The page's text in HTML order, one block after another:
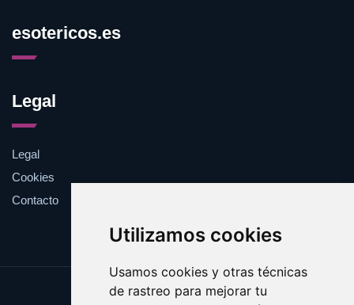
Utilizamos cookies
Usamos cookies y otras técnicas
de rastreo para mejorar tu
esotericos.es
Legal
Legal
Cookies
Contacto
Update cookies preferences